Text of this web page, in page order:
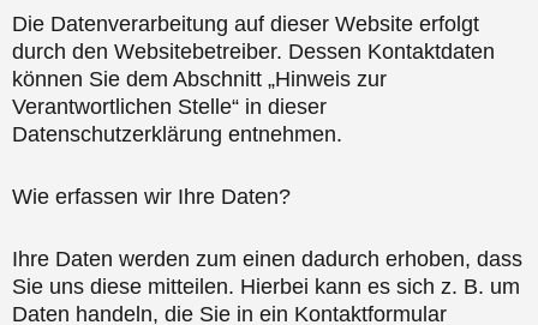
Die Datenverarbeitung auf dieser Website erfolgt
durch den Websitebetreiber. Dessen Kontaktdaten
können Sie dem Abschnitt „Hinweis zur
Verantwortlichen Stelle“ in dieser
Datenschutzerklärung entnehmen.
Wie erfassen wir Ihre Daten?
Ihre Daten werden zum einen dadurch erhoben, dass
Sie uns diese mitteilen. Hierbei kann es sich z. B. um
Daten handeln, die Sie in ein Kontaktformular